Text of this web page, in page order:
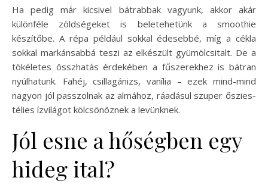
Ha pedig már kicsivel bátrabbak vagyunk, akkor akár
különféle zöldségeket is beletehetünk a smoothie
készítőbe. A répa például sokkal édesebbé, míg a cékla
sokkal markánsabbá teszi az elkészült gyümölcsitalt. De a
tökéletes összhatás érdekében a fűszerekhez is bátran
nyúlhatunk. Fahéj, csillagánizs, vanília – ezek mind-mind
nagyon jól passzolnak az almához, ráadásul szuper őszies-
télies ízvilágot kölcsönöznek a levünknek.
Jól esne a hőségben egy
hideg ital?